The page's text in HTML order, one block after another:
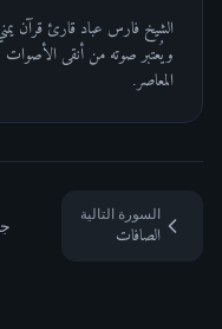
ويُعتبر صوته من أنقى الأصوات
المعاصر.
السورة التالية
الصافات